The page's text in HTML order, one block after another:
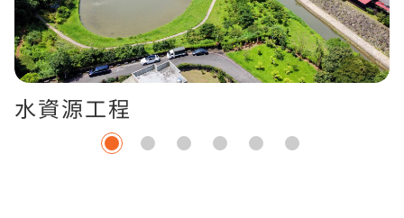
水資源工程